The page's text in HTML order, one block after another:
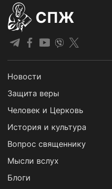
СПЖ
Новости
Защита веры
Человек и Церковь
История и культура
Вопрос священнику
Мысли вслух
Блоги